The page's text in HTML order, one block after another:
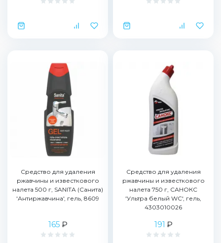
Средство для удаления
ржавчины и известкового
налета 500 г, SANITA (Санита)
'Антиржавчина', гель, 8609
165 ₽
Средство для удаления
ржавчины и известкового
налета 750 г, САНОКС
'Ультра белый WC', гель,
4303010026
191 ₽